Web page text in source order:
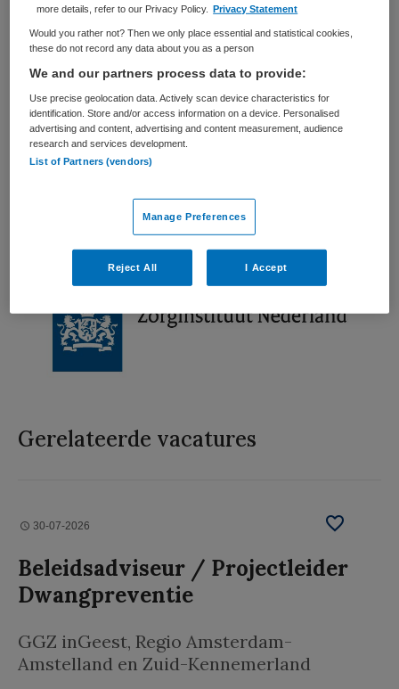
ERVARING
Niet nader bepaald
DIENSTVERBAND
Niet nader bepaald
Vacature niet beschikbaar
Deze vacature Junior Adviseur Langdurige Zorg bij
Zorginstituut Nederland is niet meer actueel. Hieronder
staan enkele vergelijkbare vacatures die voor u wellicht
Gerelateerde vacatures
30-07-2026
Beleidsadviseur / Projectleider
Dwangpreventie
GGZ inGeest, Regio Amsterdam-
Amstelland en Zuid-Kennemerland
more details, refer to our Privacy Policy.
Privacy Statement
Would you rather not? Then we only place essential and statistical cookies,
these do not record any data about you as a person
We and our partners process data to provide:
Use precise geolocation data. Actively scan device characteristics for
identification. Store and/or access information on a device. Personalised
advertising and content, advertising and content measurement, audience
research and services development.
List of Partners (vendors)
Manage Preferences
Reject All I Accept